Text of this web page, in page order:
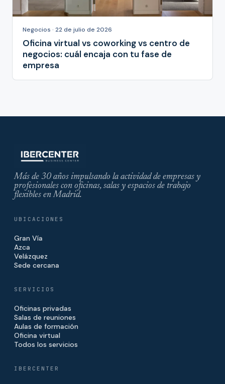
Negocios · 22 de julio de 2026
Oficina virtual vs coworking vs centro de
negocios: cuál encaja con tu fase de
empresa
Más de 30 años impulsando la actividad de empresas y
profesionales con oficinas, salas y espacios de trabajo
flexibles en Madrid.
UBICACIONES
Gran Vía
Azca
Velázquez
Sede cercana
SERVICIOS
Oficinas privadas
Salas de reuniones
Aulas de formación
Oficina virtual
Todos los servicios
IBERCENTER